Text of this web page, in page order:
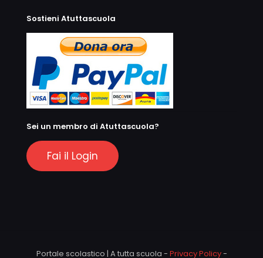
Sostieni Atuttascuola
Sei un membro di Atuttascuola?
Fai il Login
Portale scolastico | A tutta scuola - Privacy Policy-